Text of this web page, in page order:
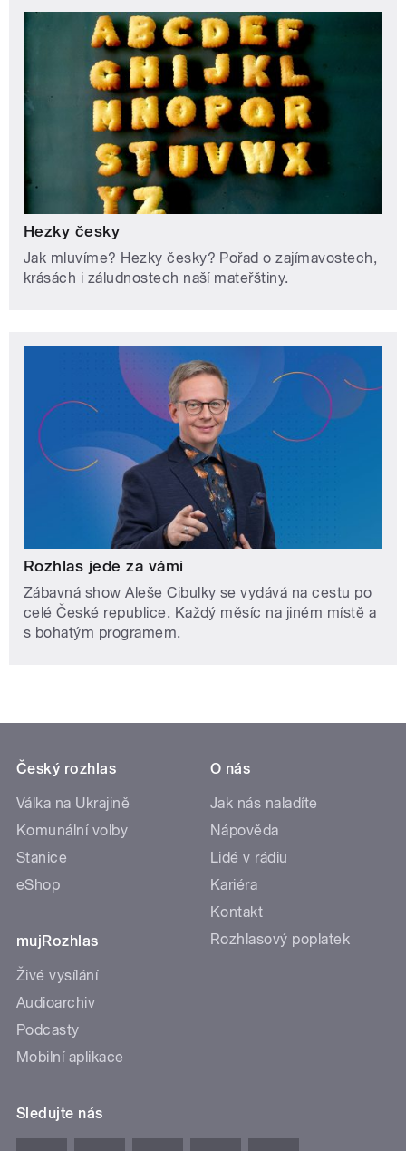
Hezky česky
Jak mluvíme? Hezky česky? Pořad o zajímavostech,
krásách i záludnostech naší mateřštiny.
Rozhlas jede za vámi
Zábavná show Aleše Cibulky se vydává na cestu po
celé České republice. Každý měsíc na jiném místě a
s bohatým programem.
Český rozhlas
Válka na Ukrajině
Komunální volby
Stanice
eShop
mujRozhlas
Živé vysílání
Audioarchiv
Podcasty
Mobilní aplikace
O nás
Jak nás naladíte
Nápověda
Lidé v rádiu
Kariéra
Kontakt
Rozhlasový poplatek
Sledujte nás